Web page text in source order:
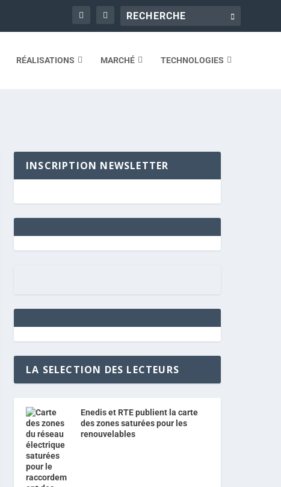
RÉALISATIONS MARCHÉ TECHNOLOGIES
INSCRIPTION NEWSLETTER
LA SELECTION DES LECTEURS
Enedis et RTE publient la carte
des zones saturées pour les
renouvelables